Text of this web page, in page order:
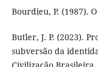
Bourdieu, P. (1987).
Butler, J. P. (2023).
subversão da